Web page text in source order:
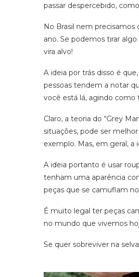
passar despercebido,
No Brasil nem precisamos
ano. Se podemos tirar
vira alvo!
A ideia por trás disso é
pessoas tendem a notar
você está lá, agindo como
Claro, a teoria do “Grey
situações, pode ser
exemplo. Mas, em geral, a
A ideia portanto é usar
tenham uma aparência
peças que se camuflam
É muito legal ter peças
no mundo que vivemos
Se quer sobreviver na